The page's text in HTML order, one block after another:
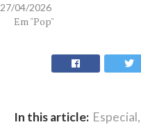
27/04/2026
Em "Pop"
In this article: Especial,